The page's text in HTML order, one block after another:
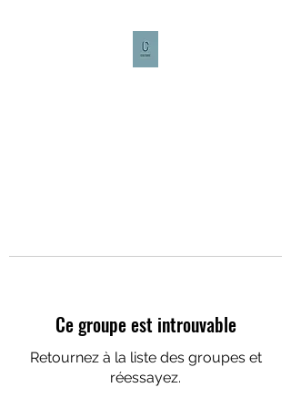
Ce groupe est introuvable
Retournez à la liste des groupes et
réessayez.